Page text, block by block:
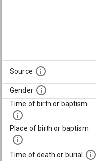
Source
Gender
Time of birth or baptism
Place of birth or baptism
Time of death or burial